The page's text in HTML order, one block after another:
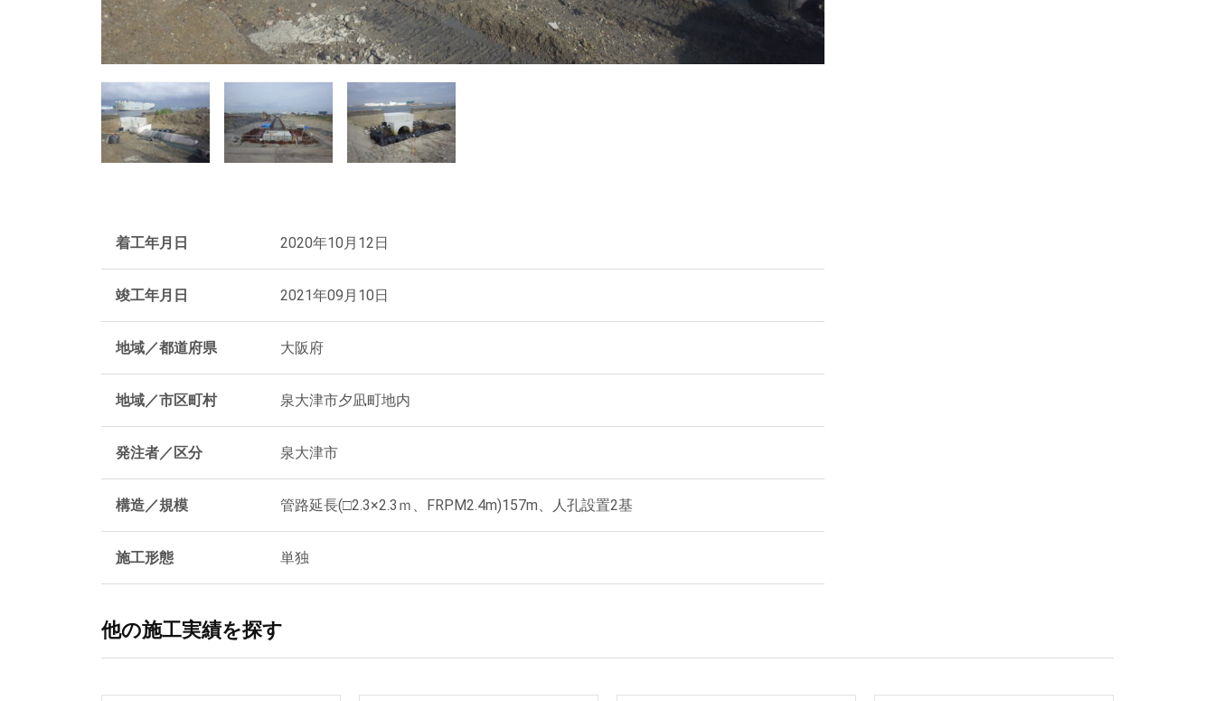
着工年月日 2020年10月12日
竣工年月日 2021年09月10日
地域／都道府県 大阪府
地域／市区町村 泉大津市夕凪町地内
発注者／区分 泉大津市
構造／規模 管路延長(□2.3×2.3ｍ、FRPM2.4m)157m、人孔設置2基
施工形態 単独
他の施工実績を探す